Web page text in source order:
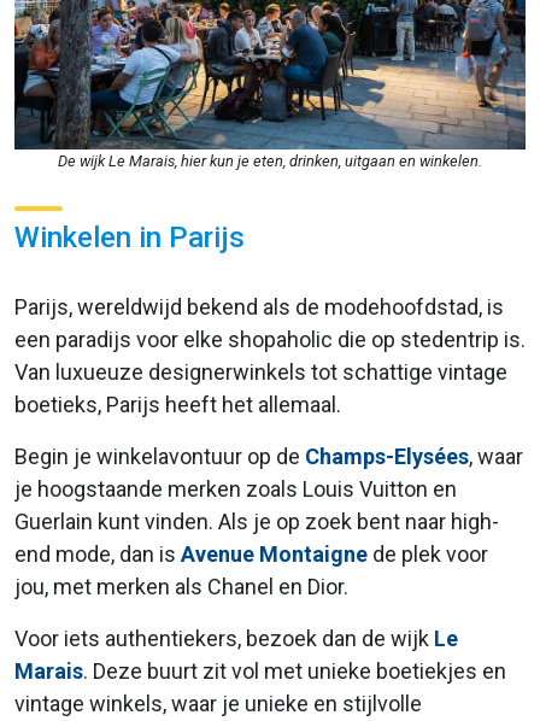
De wijk Le Marais, hier kun je eten, drinken, uitgaan en winkelen.
Winkelen in Parijs
Parijs, wereldwijd bekend als de modehoofdstad, is
een paradijs voor elke shopaholic die op stedentrip is.
Van luxueuze designerwinkels tot schattige vintage
boetieks, Parijs heeft het allemaal.
Begin je winkelavontuur op de Champs-Elysées, waar
je hoogstaande merken zoals Louis Vuitton en
Guerlain kunt vinden. Als je op zoek bent naar high-
end mode, dan is Avenue Montaigne de plek voor
jou, met merken als Chanel en Dior.
Voor iets authentiekers, bezoek dan de wijk Le
Marais. Deze buurt zit vol met unieke boetiekjes en
vintage winkels, waar je unieke en stijlvolle